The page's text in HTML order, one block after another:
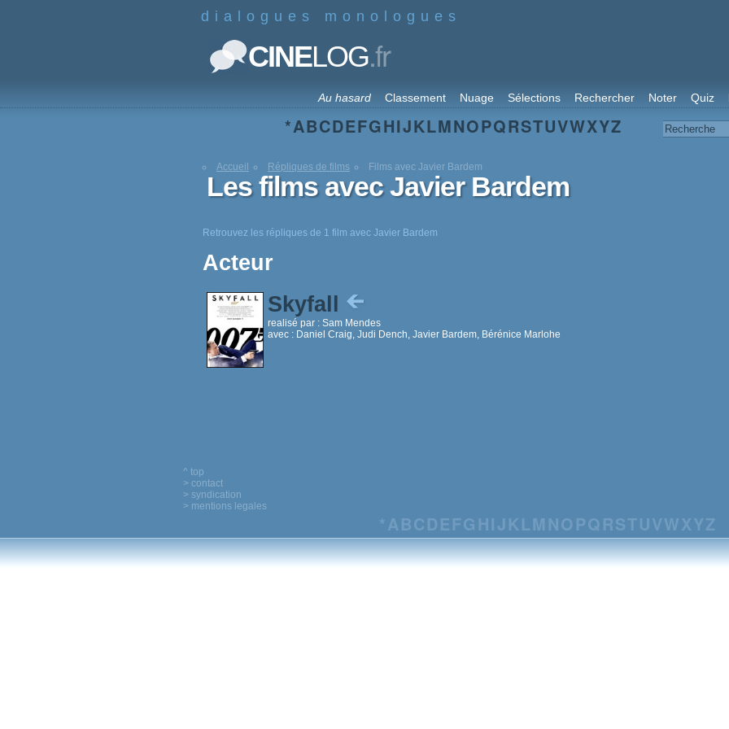
dialogues monologues
CINELOG.fr
Au hasard Classement Nuage Sélections Rechercher Noter Quiz
*ABCDEFGHIJKLMNOPQRSTUVWXYZ
Accueil Répliques de films Films avec Javier Bardem
Les films avec Javier Bardem
Retrouvez les répliques de 1 film avec Javier Bardem
Acteur
Skyfall
realisé par : Sam Mendes
avec : Daniel Craig, Judi Dench, Javier Bardem, Bérénice Marlohe
^ top
> contact
> syndication
> mentions legales
*ABCDEFG HIJ KLM NO PQRSTUVWXYZ